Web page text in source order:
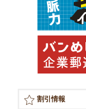
割引情報